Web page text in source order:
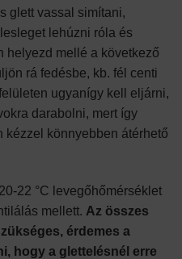
glett vassal simítani,
lehúzni róla és
helyezd mellé a következő
rá fedésbe, kb. fél centi
ugyanígy kell eljárni,
darabolni, mert így
kézzel könnyebben átérhető
20-22 °C levegőhőmérséklet
mellett. Az összes
érdemes a
hogy a glettelésnél erre